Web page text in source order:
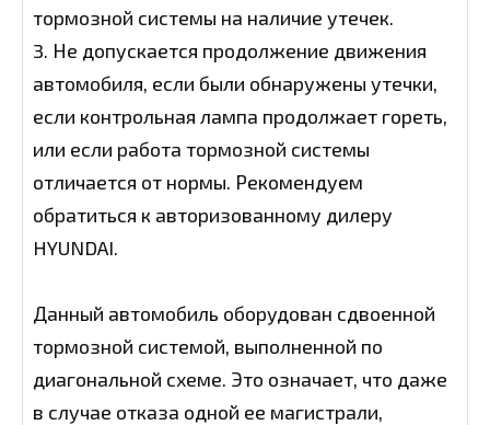
тормозной системы на наличие утечек.
3. Не допускается продолжение движения
автомобиля, если были обнаружены утечки,
если контрольная лампа продолжает гореть,
или если работа тормозной системы
отличается от нормы. Рекомендуем
обратиться к авторизованному дилеру
HYUNDAI.
Данный автомобиль оборудован сдвоенной
тормозной системой, выполненной по
диагональной схеме. Это означает, что даже
в случае отказа одной ее магистрали,